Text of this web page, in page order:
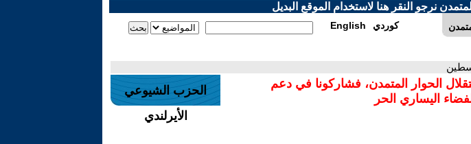
نرجو النقر هنا لاستخدام الموقع البديل
English كوردي
الحوار المتمدن، فشاركونا في دعم
اليساري الحر
الحزب الشيوعي
الأيرلندي